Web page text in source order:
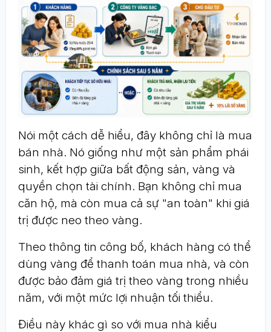
Nói một cách dễ hiểu, đây không chỉ là mua
bán nhà. Nó giống như một sản phẩm phái
sinh, kết hợp giữa bất động sản, vàng và
quyền chọn tài chính. Bạn không chỉ mua
căn hộ, mà còn mua cả sự "an toàn" khi giá
trị được neo theo vàng.
Theo thông tin công bố, khách hàng có thể
dùng vàng để thanh toán mua nhà, và còn
được bảo đảm giá trị theo vàng trong nhiều
năm, với một mức lợi nhuận tối thiểu.
Điều này khác gì so với mua nhà kiểu